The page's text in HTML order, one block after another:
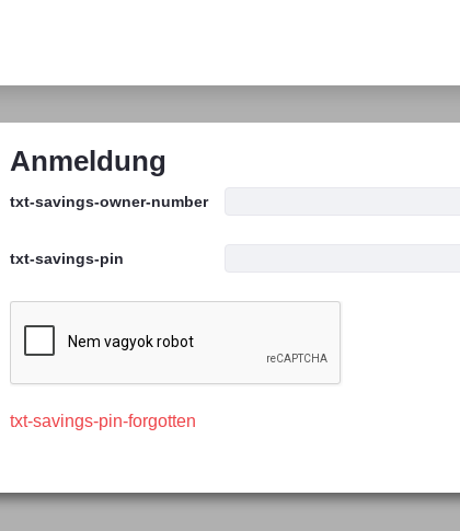
Anmeldung
txt-savings-owner-number
txt-savings-pin
txt-savings-pin-forgotten